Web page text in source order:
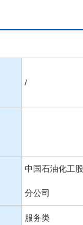
/
中国石油化工
分公司
服务类